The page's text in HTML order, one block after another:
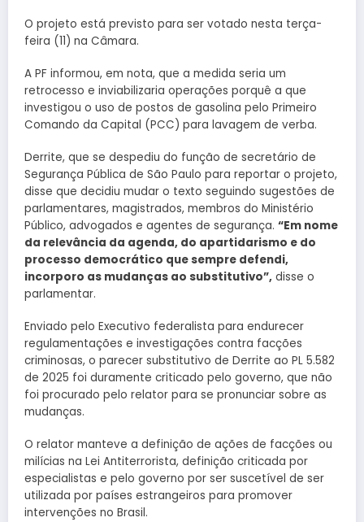
O projeto está previsto para ser votado nesta terça-
feira (11) na Câmara.
A PF informou, em nota, que a medida seria um
retrocesso e inviabilizaria operações porquê a que
investigou o uso de postos de gasolina pelo Primeiro
Comando da Capital (PCC) para lavagem de verba.
Derrite, que se despediu do função de secretário de
Segurança Pública de São Paulo para reportar o projeto,
disse que decidiu mudar o texto seguindo sugestões de
parlamentares, magistrados, membros do Ministério
Público, advogados e agentes de segurança. “Em nome
da relevância da agenda, do apartidarismo e do
processo democrático que sempre defendi,
incorporo as mudanças ao substitutivo”, disse o
parlamentar.
Enviado pelo Executivo federalista para endurecer
regulamentações e investigações contra facções
criminosas, o parecer substitutivo de Derrite ao PL 5.582
de 2025 foi duramente criticado pelo governo, que não
foi procurado pelo relator para se pronunciar sobre as
mudanças.
O relator manteve a definição de ações de facções ou
milícias na Lei Antiterrorista, definição criticada por
especialistas e pelo governo por ser suscetível de ser
utilizada por países estrangeiros para promover
intervenções no Brasil.